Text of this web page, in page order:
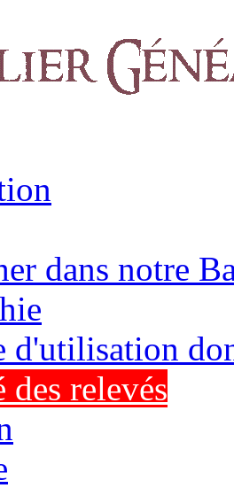
dans notre
d'utilisation
relevés